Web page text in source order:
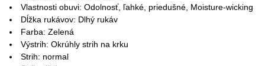
Vlastnosti obuvi: Odolnosť, ľahké, priedušné, Moisture-wicking
Dĺžka rukávov: Dlhý rukáv
Farba: Zelená
Výstrih: Okrúhly strih na krku
Strih: normal